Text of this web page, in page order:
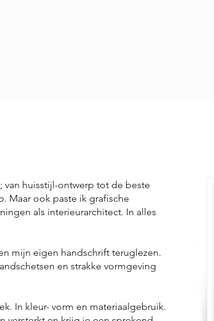
van huisstijl-ontwerp tot de beste
Maar ook paste ik grafische
als interieurarchitect. In alles
mijn eigen handschrift teruglezen.
en strakke vormgeving
In kleur- vorm en materiaalgebruik.